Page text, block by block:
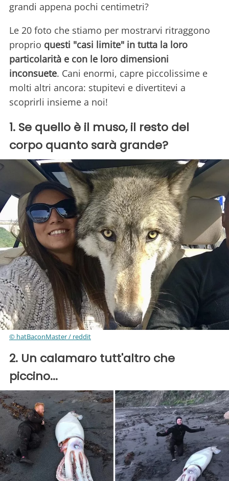
grandi appena pochi centimetri?
Le 20 foto che stiamo per mostrarvi ritraggono
proprio questi "casi limite" in tutta la loro
particolarità e con le loro dimensioni
inconsuete. Cani enormi, capre piccolissime e
molti altri ancora: stupitevi e divertitevi a
scoprirli insieme a noi!
1. Se quello è il muso, il resto del
corpo quanto sarà grande?
© hatBaconMaster / reddit
2. Un calamaro tutt'altro che
piccino...